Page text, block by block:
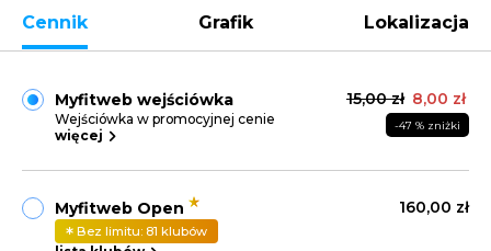
Cennik Grafik Lokalizacja
Myfitweb wejściówka
Wejściówka w promocyjnej cenie
więcej
15,00 zł 8,00 zł
-47 % zniżki
Myfitweb Open
Bez limitu: 81 klubów
160,00 zł